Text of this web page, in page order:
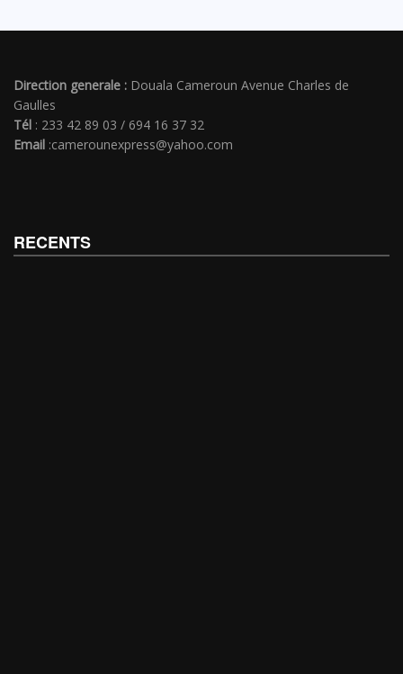
Direction generale : Douala Cameroun Avenue Charles de
Gaulles
Tél : 233 42 89 03 / 694 16 37 32
Email :camerounexpress@yahoo.com
RECENTS